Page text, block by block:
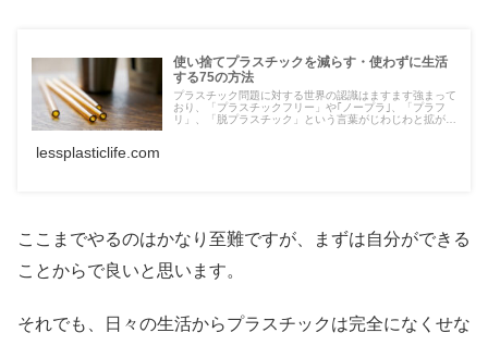
使い捨てプラスチックを減らす・使わずに生活
する75の方法
プラスチック問題に対する世界の認識はますます強まって
おり、「プラスチックフリー」や｢ノープラ｣、「プラフ
リ」、「脱プラスチック」という言葉がじわじわと拡がり
lessplasticlife.com
ここまでやるのはかなり至難ですが、まずは自分ができる
ことからで良いと思います。
それでも、日々の生活からプラスチックは完全になくせな